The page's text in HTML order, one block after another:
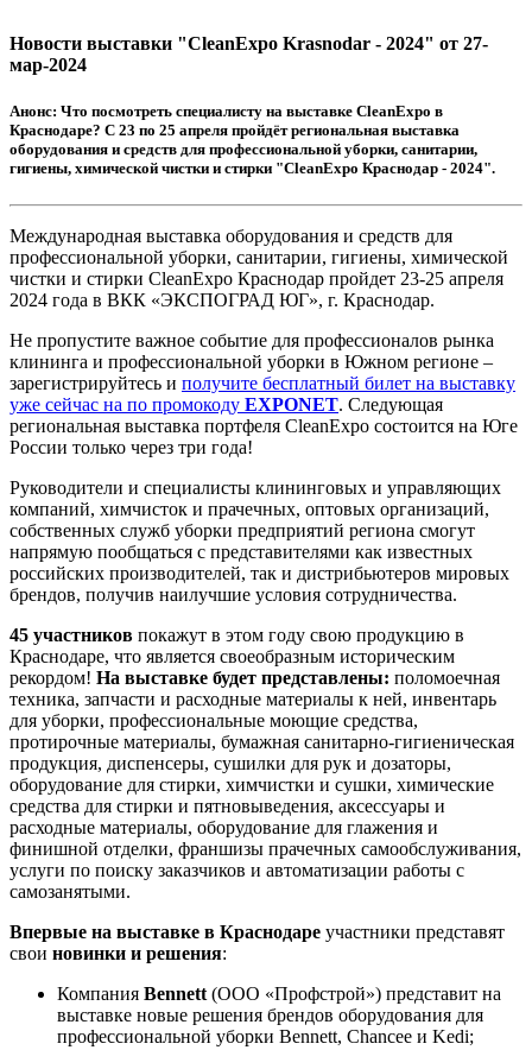
Новости выставки "CleanExpo Krasnodar - 2024" от 27-
мар-2024
Анонс: Что посмотреть специалисту на выставке CleanExpo в
Краснодаре? С 23 по 25 апреля пройдёт региональная выставка
оборудования и средств для профессиональной уборки, санитарии,
гигиены, химической чистки и стирки "CleanExpo Краснодар - 2024".
Международная выставка оборудования и средств для
профессиональной уборки, санитарии, гигиены, химической
чистки и стирки CleanExpo Краснодар пройдет 23-25 апреля
2024 года в ВКК «ЭКСПОГРАД ЮГ», г. Краснодар.
Не пропустите важное событие для профессионалов рынка
клининга и профессиональной уборки в Южном регионе –
зарегистрируйтесь и получите бесплатный билет на выставку
уже сейчас на по промокоду EXPONET. Следующая
региональная выставка портфеля CleanExpo состоится на Юге
России только через три года!
Руководители и специалисты клининговых и управляющих
компаний, химчисток и прачечных, оптовых организаций,
собственных служб уборки предприятий региона смогут
напрямую пообщаться с представителями как известных
российских производителей, так и дистрибьютеров мировых
брендов, получив наилучшие условия сотрудничества.
45 участников покажут в этом году свою продукцию в
Краснодаре, что является своеобразным историческим
рекордом! На выставке будет представлены: поломоечная
техника, запчасти и расходные материалы к ней, инвентарь
для уборки, профессиональные моющие средства,
протирочные материалы, бумажная санитарно-гигиеническая
продукция, диспенсеры, сушилки для рук и дозаторы,
оборудование для стирки, химчистки и сушки, химические
средства для стирки и пятновыведения, аксессуары и
расходные материалы, оборудование для глажения и
финишной отделки, франшизы прачечных самообслуживания,
услуги по поиску заказчиков и автоматизации работы с
самозанятыми.
Впервые на выставке в Краснодаре участники представят
свои новинки и решения:
Компания Bennett (ООО «Профстрой») представит на
выставке новые решения брендов оборудования для
профессиональной уборки Bennett, Chancee и Kedi;